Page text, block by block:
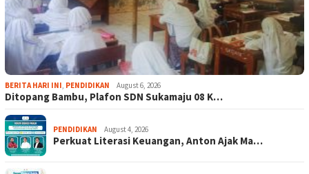
BERITA HARI INI PENDIDIKAN August 6, 2026
Ditopang Bambu, Plafon SDN Sukamaju 08 K…
PENDIDIKAN August 4, 2026
Perkuat Literasi Keuangan, Anton Ajak Ma…